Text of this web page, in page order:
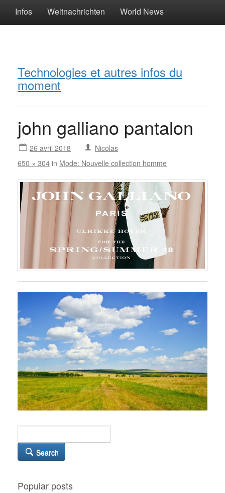
Infos Weltnachrichten World News
Technologies et autres infos du
moment
john galliano pantalon
26 avril 2018
Nicolas
650 × 304 in Mode: Nouvelle collection homme
Search
Popular posts